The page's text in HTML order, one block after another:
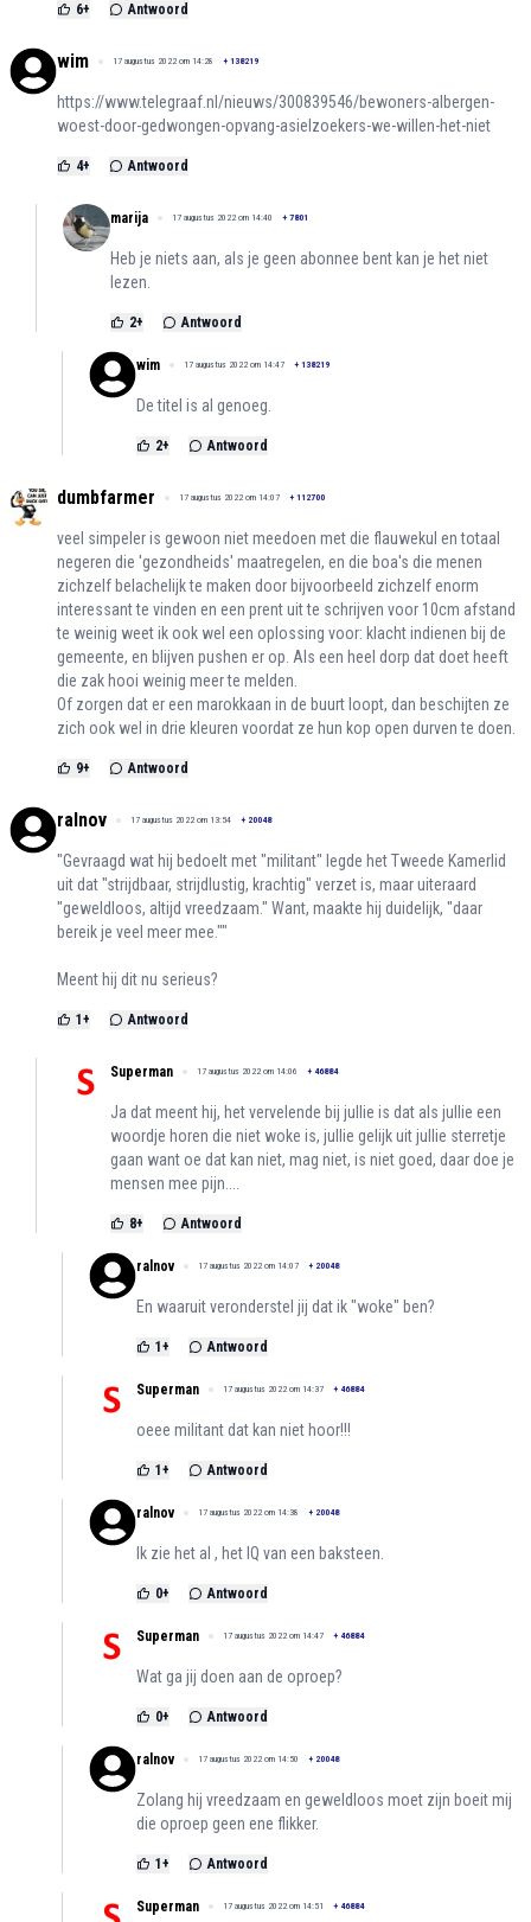
6+ Antwoord
wim 17 augustus 2022 om 14:28 + 138219
https://www.telegraaf.nl/nieuws/300839546/bewoners-albergen-
woest-door-gedwongen-opvang-asielzoekers-we-willen-het-niet
4+ Antwoord
marija 17 augustus 2022 om 14:40 + 7801
Heb je niets aan, als je geen abonnee bent kan je het niet
lezen.
2+ Antwoord
wim 17 augustus 2022 om 14:47 + 138219
De titel is al genoeg.
2+ Antwoord
dumbfarmer 17 augustus 2022 om 14:07 + 112700
veel simpeler is gewoon niet meedoen met die flauwekul en totaal
negeren die 'gezondheids' maatregelen, en die boa's die menen
zichzelf belachelijk te maken door bijvoorbeeld zichzelf enorm
interessant te vinden en een prent uit te schrijven voor 10cm afstand
te weinig weet ik ook wel een oplossing voor: klacht indienen bij de
gemeente, en blijven pushen er op. Als een heel dorp dat doet heeft
die zak hooi weinig meer te melden.
Of zorgen dat er een marokkaan in de buurt loopt, dan beschijten ze
zich ook wel in drie kleuren voordat ze hun kop open durven te doen.
9+ Antwoord
ralnov 17 augustus 2022 om 13:54 + 20048
"Gevraagd wat hij bedoelt met "militant" legde het Tweede Kamerlid
uit dat "strijdbaar, strijdlustig, krachtig" verzet is, maar uiteraard
"geweldloos, altijd vreedzaam." Want, maakte hij duidelijk, "daar
bereik je veel meer mee.""
Meent hij dit nu serieus?
1 + Antwoord
Superman 17 augustus 2022 om 14:06 + 46884
Ja dat meent hij, het vervelende bij jullie is dat als jullie een
woordje horen die niet woke is, jullie gelijk uit jullie sterretje
gaan want oe dat kan niet, mag niet, is niet goed, daar doe je
mensen mee pijn....
8+ Antwoord
ralnov 17 augustus 2022 om 14:07 + 20048
En waaruit veronderstel jij dat ik "woke" ben?
1 + Antwoord
Superman 17 augustus 2022 om 14:37 + 46884
oeee militant dat kan niet hoor!!!
1 + Antwoord
ralnov 17 augustus 2022 om 14:38 + 20048
Ik zie het al , het IQ van een baksteen.
0+ Antwoord
Superman 17 augustus 2022 om 14:47 + 46884
Wat ga jij doen aan de oproep?
0+ Antwoord
ralnov 17 augustus 2022 om 14:50 + 20048
Zolang hij vreedzaam en geweldloos moet zijn boeit mij
die oproep geen ene flikker.
1 + Antwoord
Superman 17 augustus 2022 om 14:51 + 46884